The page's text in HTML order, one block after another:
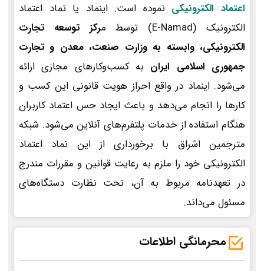
اعتماد الکترونیکی نموده است. اینماد یا نماد اعتماد
الکترونیک (E-Namad) توسط م
رکز توسعه تجارت
الکترونیکی، وابسته به وزارت صنعت، معدن و تجارت
جمهوری اسلامی ایران به کسب‌وکارهای مجازی ارائه
می‌شود. اینماد در واقع احراز هویت قانونی این کسب و
کارها را انجام می‌دهد و باعث ایجاد حس اعتماد کاربران
هنگام استفاده از خدمات پلتفرم‌های آنلاین می‌شود. شبکه
مترجمین اشراق با برخورداری از این نماد اعتماد
الکترونیکی خود را ملزم به رعایت قوانین و مقررات مندرج
در تعهدنامه مربوط به آن، تحت نظارت دستگاه‌های
مسئول می‌داند.
محرمانگی اطلاعات